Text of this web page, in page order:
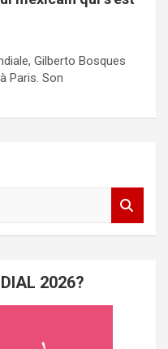
Gilberto Bosques
Paris. Son
2026?